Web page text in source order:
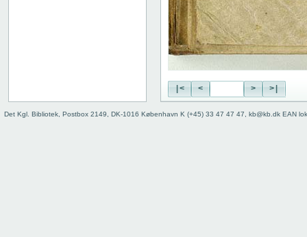
|< < > >|
Det Kgl. Bibliotek, Postbox 2149, DK-1016 København K (+45) 33 47 47 47, kb@kb.dk EAN